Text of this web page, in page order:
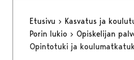
Etusivu Kasvatus ja
Porin lukio
Opiskelijan
Opintotuki ja